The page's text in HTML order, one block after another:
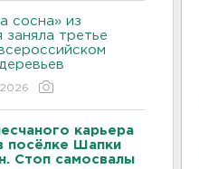
сосна» из
заняла третье
карьера
посёлке Шапки
Стоп самосвалы